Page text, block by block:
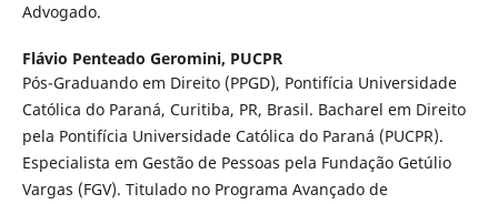
Advogado.
Flávio Penteado Geromini, PUCPR
Pós-Graduando em Direito (PPGD), Pontifícia Universidade
Católica do Paraná, Curitiba, PR, Brasil. Bacharel em Direito
pela Pontifícia Universidade Católica do Paraná (PUCPR).
Especialista em Gestão de Pessoas pela Fundação Getúlio
Vargas (FGV). Titulado no Programa Avançado de